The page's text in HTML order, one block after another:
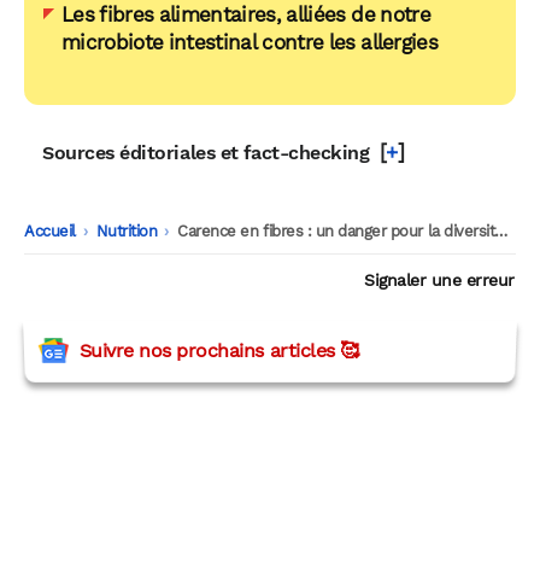
Les fibres alimentaires, alliées de notre
microbiote intestinal contre les allergies
Sources éditoriales et fact-checking [+]
Accueil -
Nutrition -
Carence en fibres : un danger pour la diversité du microbiote intestinal
Signaler une erreur
Suivre nos prochains articles 🥰